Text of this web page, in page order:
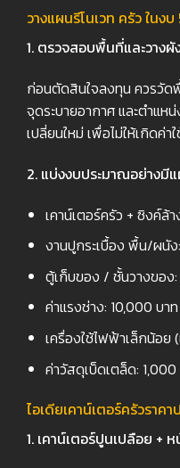
วางแผนรีโนเวท ครัว ในง
1. ตรวจสอบพื้นที่และวางผั
ก่อนตัดสินใจลงทุน ควรวัด
จุดระบายอากาศ และตำแห
เปลี่ยนใหม่ เพื่อไม่ให้เกิดค่า
2. แบ่งงบประมาณอย่างมี
เคาน์เตอร์ครัว + ซิงค์ล้
งานปูกระเบื้อง พื้น/ผนั
ตู้เก็บของ / ชั้นวางของ
ค่าแรงช่าง: 10,000 บาท
เครื่องใช้ไฟฟ้าเล็กน้อ
ค่าวัสดุเบ็ดเตล็ด: 1,000
ไอเดียเคาน์เตอร์ครัวราคา
1. เคาน์เตอร์ปูนเปลือย +